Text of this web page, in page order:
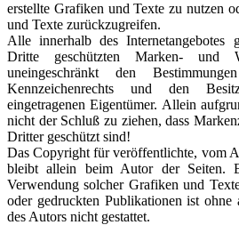
erstellte Grafiken und Texte zu nutzen
und Texte zurückzugreifen.
Alle innerhalb des Internetangebotes
Dritte geschützten Marken- und
uneingeschränkt den
Kennzeichenrechts und den
eingetragenen Eigentümer. Allein
nicht der Schluß zu ziehen, dass
Dritter geschützt sind!
Das Copyright für veröffentlichte, vom
bleibt allein beim Autor der Seiten.
Verwendung solcher Grafiken und
oder gedruckten Publikationen ist ohne
des Autors nicht gestattet.